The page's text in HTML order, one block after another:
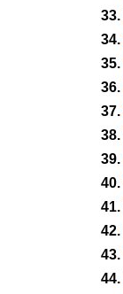
33.
34.
35.
36.
37.
38.
39.
40.
41.
42.
43.
44.